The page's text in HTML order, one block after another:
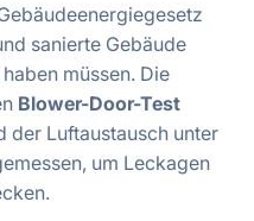
sanierte Gebäude
müssen. Die
Blower-Door-Test
der Luftaustausch unter
um Leckagen